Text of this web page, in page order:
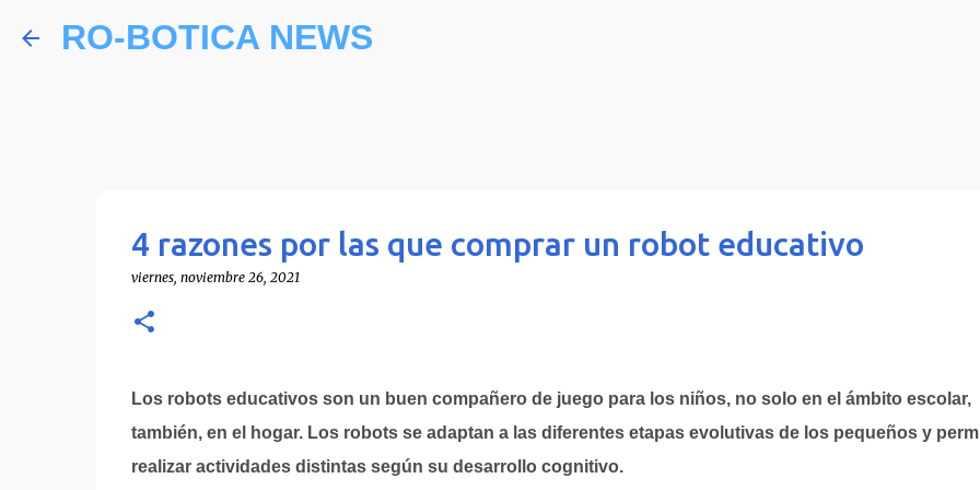
RO-BOTICA NEWS
4 razones por las que comprar un robot educativo
viernes, noviembre 26, 2021
Los robots educativos son un buen compañero de juego para los niños, no solo en el ámbito escolar,
también, en el hogar. Los robots se adaptan a las diferentes etapas evolutivas de los pequeños y
realizar actividades distintas según su desarrollo cognitivo.